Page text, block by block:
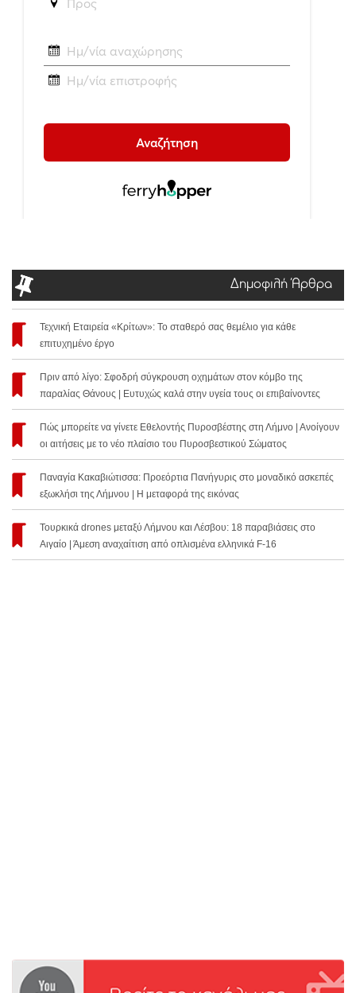
Δημοφιλή Άρθρα
Τεχνική Εταιρεία «Κρίτων»: Το σταθερό σας θεμέλιο για κάθε
επιτυχημένο έργο
Πριν από λίγο: Σφοδρή σύγκρουση οχημάτων στον κόμβο της
παραλίας Θάνους | Ευτυχώς καλά στην υγεία τους οι επιβαίνοντες
Πώς μπορείτε να γίνετε Εθελοντής Πυροσβέστης στη Λήμνο | Ανοίγουν
οι αιτήσεις με το νέο πλαίσιο του Πυροσβεστικού Σώματος
Παναγία Κακαβιώτισσα: Προεόρτια Πανήγυρις στο μοναδικό ασκεπές
εξωκλήσι της Λήμνου | Η μεταφορά της εικόνας
Τουρκικά drones μεταξύ Λήμνου και Λέσβου: 18 παραβιάσεις στο
Αιγαίο | Άμεση αναχαίτιση από οπλισμένα ελληνικά F-16